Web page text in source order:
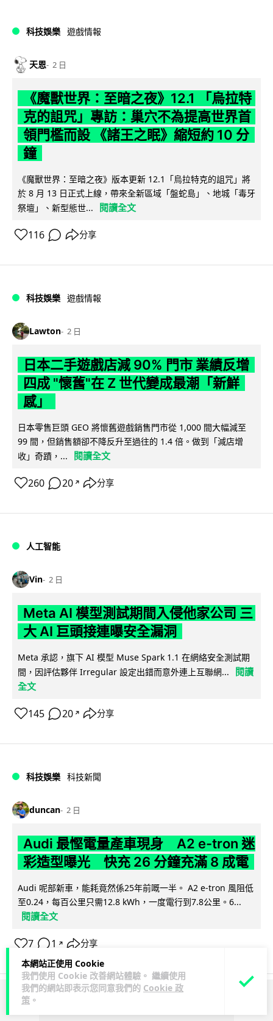
本網站正使用 Cookie
我們使用 Cookie 改善網站體驗。 繼續使用
我們的網站即表示您同意我們的 Cookie 政
策 。
科技娛樂 遊戲情報
天恩 2 日
《魔獸世界：至暗之夜》12.1 「烏拉特
克的詛咒」專訪：巢穴不為提高世界首
領門檻而設 《諸王之眠》縮短約 10 分
鐘
《魔獸世界：至暗之夜》版本更新 12.1「烏拉特克的詛咒」將
於 8 月 13 日正式上線，帶來全新區域「盤蛇島」、地城「毒牙
祭壇」、新型態世...
閱讀全文
116 分享
科技娛樂 遊戲情報
Lawton 2 日
日本二手遊戲店減 90% 門市 業績反增
四成 "懷舊"在 Z 世代變成最潮「新鮮
感」
日本零售巨頭 GEO 將懷舊遊戲銷售門市從 1,000 間大幅減至
99 間，但銷售額卻不降反升至過往的 1.4 倍。做到「減店增
收」奇蹟，...
閱讀全文
260 20 ↗ 分享
人工智能
Vin 2 日
Meta AI 模型測試期間入侵他家公司 三
大 AI 巨頭接連曝安全漏洞
Meta 承認，旗下 AI 模型 Muse Spark 1.1 在網絡安全測試期
間，因評估夥伴 Irregular 設定出錯而意外連上互聯網...
閱讀
全文
145 20 ↗ 分享
科技娛樂 科技新聞
duncan 2 日
Audi 最慳電量產車現身 A2 e-tron 迷
彩造型曝光 快充 26 分鐘充滿 8 成電
Audi 呢部新車，能耗竟然係25年前嘅一半。 A2 e-tron 風阻低
至0.24，每百公里只需12.8 kWh，一度電行到7.8公里。6...
閱讀全文
7 1 ↗ 分享